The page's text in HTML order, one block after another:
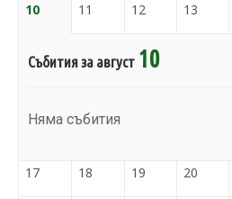
10 11 12 13
Събития за август 10
Няма събития
17 18 19 20